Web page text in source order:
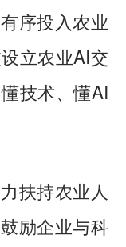
序投入农业
立农业AI交
技术、懂AI
扶持农业人
励企业与科